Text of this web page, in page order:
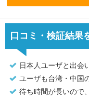
口コミ・検証結果
日本人ユーザと出会
ユーザも台湾・中国
待ち時間が長いので